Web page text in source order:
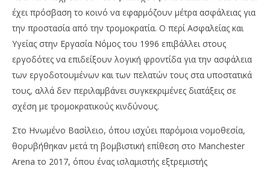
έχει πρόσβαση το κοινό να εφαρμόζουν μέτρα ασφάλειας για
την προστασία από την τρομοκρατία. Ο περί Ασφαλείας και
Υγείας στην Εργασία Νόμος του 1996 επιβάλλει στους
εργοδότες να επιδείξουν λογική φροντίδα για την ασφάλεια
των εργοδοτουμένων και των πελατών τους στα υποστατικά
τους, αλλά δεν περιλαμβάνει συγκεκριμένες διατάξεις σε
σχέση με τρομοκρατικούς κινδύνους.
Στο Ηνωμένο Βασίλειο, όπου ισχύει παρόμοια νομοθεσία,
θορυβήθηκαν μετά τη βομβιστική επίθεση στο Manchester
Arena το 2017, όπου ένας ισλαμιστής εξτρεμιστής